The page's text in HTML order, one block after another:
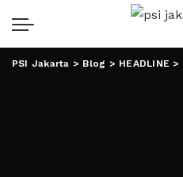
PSI Jakarta > Blog > HEADLINE >